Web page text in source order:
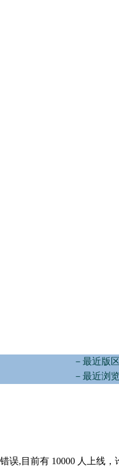
－最近版
－最近浏
误,目前有 10000 人上线